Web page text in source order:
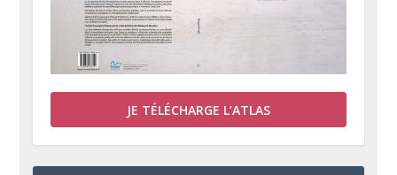
JE TÉLÉCHARGE L’ATLAS